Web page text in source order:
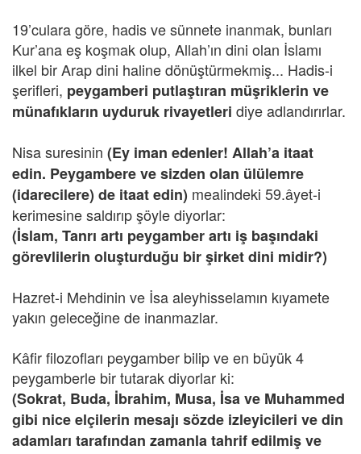
19’culara göre, hadis ve sünnete inanmak, bunları
Kur’ana eş koşmak olup, Allah’ın dini olan İslamı
ilkel bir Arap dini haline dönüştürmekmiş... Hadis-i
şerifleri, peygamberi putlaştıran müşriklerin ve
münafıkların uyduruk rivayetleri diye adlandırırlar.
Nisa suresinin (Ey iman edenler! Allah’a itaat
edin. Peygambere ve sizden olan ülülemre
(idarecilere) de itaat edin) mealindeki 59.âyet-i
kerimesine saldırıp şöyle diyorlar:
(İslam, Tanrı artı peygamber artı iş başındaki
görevlilerin oluşturduğu bir şirket dini midir?)
Hazret-i Mehdinin ve İsa aleyhisselamın kıyamete
yakın geleceğine de inanmazlar.
Kâfir filozofları peygamber bilip ve en büyük 4
peygamberle bir tutarak diyorlar ki:
(Sokrat, Buda, İbrahim, Musa, İsa ve Muhammed
gibi nice elçilerin mesajı sözde izleyicileri ve din
adamları tarafından zamanla tahrif edilmiş ve